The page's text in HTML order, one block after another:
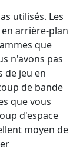
utilisés. Les
arrière-plan
que
n'avons pas
de jeu en
de bande
que vous
d'espace
moyen de